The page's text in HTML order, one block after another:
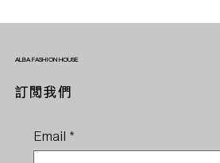
ALBA FASHION HOUSE
訂閱我們
Email *